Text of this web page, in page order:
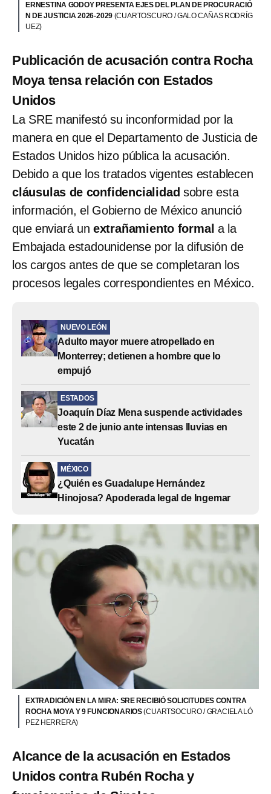
ERNESTINA GODOY PRESENTA EJES DEL PLAN DE PROCURACIÓ
N DE JUSTICIA 2026-2029 (CUARTOSCURO / GALO CAÑAS RODRÍG
UEZ)
Publicación de acusación contra Rocha
Moya tensa relación con Estados
Unidos
La SRE manifestó su inconformidad por la
manera en que el Departamento de Justicia de
Estados Unidos hizo pública la acusación.
Debido a que los tratados vigentes establecen
cláusulas de confidencialidad sobre esta
información, el Gobierno de México anunció
que enviará un extrañamiento formal a la
Embajada estadounidense por la difusión de
los cargos antes de que se completaran los
procesos legales correspondientes en México.
NUEVO LEÓN
Adulto mayor muere atropellado en
Monterrey; detienen a hombre que lo
empujó
ESTADOS
Joaquín Díaz Mena suspende actividades
este 2 de junio ante intensas lluvias en
Yucatán
MÉXICO
¿Quién es Guadalupe Hernández
Hinojosa? Apoderada legal de Ingemar
EXTRADICIÓN EN LA MIRA: SRE RECIBIÓ SOLICITUDES CONTRA
ROCHA MOYA Y 9 FUNCIONARIOS(CUARTSOCURO / GRACIELA LÓ
PEZ HERRERA)
Alcance de la acusación en Estados
Unidos contra Rubén Rocha y